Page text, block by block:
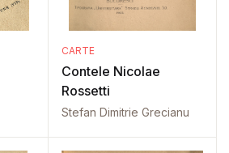
CARTE
Contele Nicolae
Rossetti
Stefan Dimitrie Grecianu